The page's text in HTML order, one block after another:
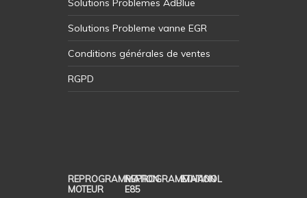
Solutions Problemes AdBlue
Solutions Probleme vanne EGR
Conditions générales de ventes
RGPD
REPROGRAMMATION
MOTEUR
REPROGRAMMATION
E85
ETHANOL